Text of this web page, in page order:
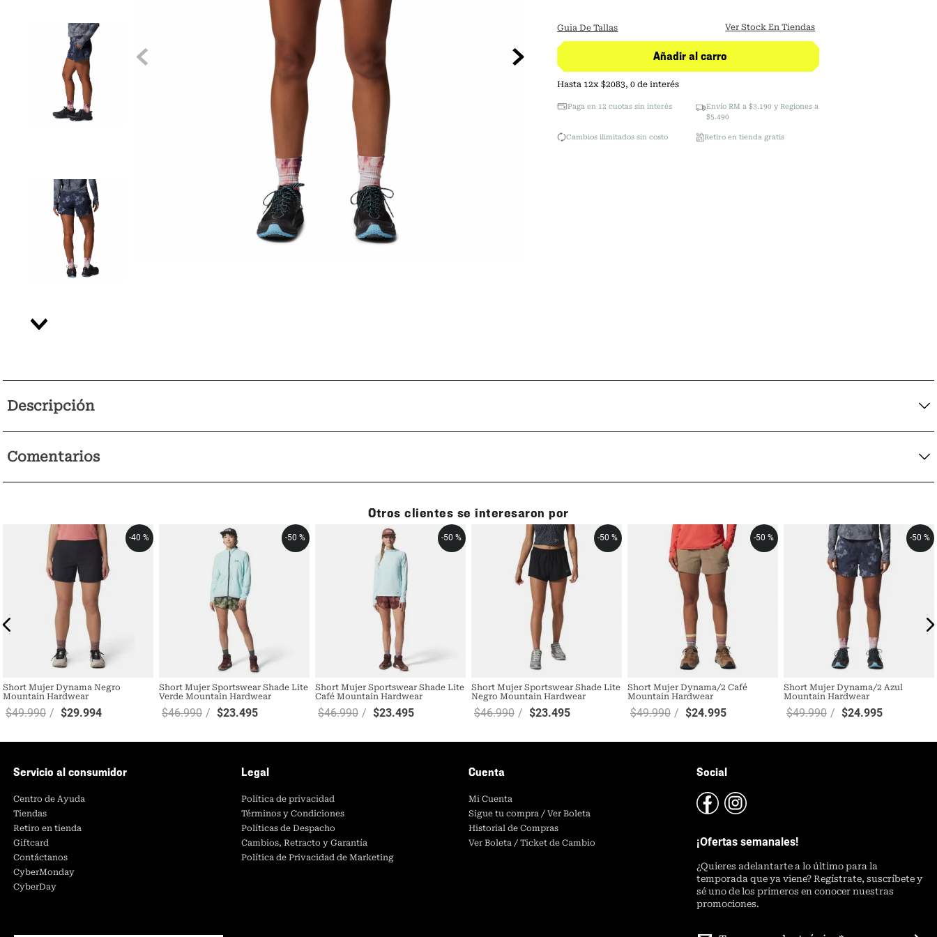
Guia De Tallas Ver Stock En Tiendas
Añadir al carro
Hasta 12x$2083,0 de interés
Paga en 12 cuotas sin interés
Envío RM a $3.190 y Regiones a
$5.490
Cambios ilimitados sin costo Retiro en tienda gratis
Descripción
Comentarios
Otros clientes se interesaron por
-40 %
Short Mujer Dynama Negro
Mountain Hardwear
$49.990 $29.994
-50 %
Short Mujer Sportswear Shade Lite
Verde Mountain Hardwear
$46.990 $23.495
-50 %
Short Mujer Sportswear Shade Lite
Café Mountain Hardwear
$46.990 $23.495
-50 %
Short Mujer Sportswear Shade Lite
Negro Mountain Hardwear
$46.990 $23.495
-50 %
Short Mujer Dynama/2 Café
Mountain Hardwear
$49.990 $24.995
-50 %
Short Mujer Dynama/2 Azul
Mountain Hardwear
$49.990 $24.995
Servicio al consumidor
Centro de Ayuda
Tiendas
Retiro en tienda
Giftcard
Contáctanos
CyberMonday
CyberDay
Legal
Política de privacidad
Términos y Condiciones
Políticas de Despacho
Cambios, Retracto y Garantía
Política de Privacidad de Marketing
Cuenta
Mi Cuenta
Sigue tu compra / Ver Boleta
Historial de Compras
Ver Boleta / Ticket de Cambio
Social
¡Ofertas semanales!
¿Quieres adelantarte a lo último para la
temporada que ya viene? Regístrate, suscríbete y
sé uno de los primeros en conocer nuestras
promociones.